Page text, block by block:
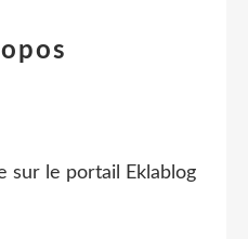
sur le portail Eklablog